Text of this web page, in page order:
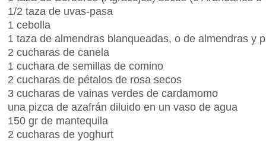
1/2 taza de uvas-pasa
1 cebolla
1 taza de almendras blanqueadas, o de almendras y
2 cucharas de canela
1 cuchara de semillas de comino
2 cucharas de pétalos de rosa secos
3 cucharas de vainas verdes de cardamomo
una pizca de azafrán diluido en un vaso de agua
150 gr de mantequila
2 cucharas de yoghurt